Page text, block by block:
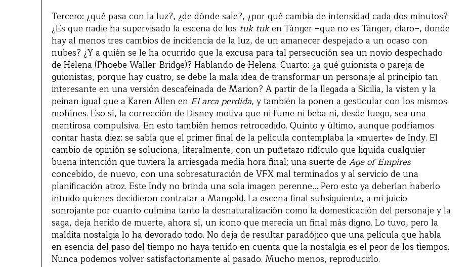
Tercero: ¿qué pasa con la luz?, ¿de dónde sale?, ¿por qué cambia de intensidad cada dos minutos?
¿Es que nadie ha supervisado la escena de los tuk tuken Tánger –que no es Tánger, claro–, donde
hay al menos tres cambios de incidencia de la luz, de un amanecer despejado a un ocaso con
nubes? ¿Y a quién se le ha ocurrido que la excusa para tal persecución sea un novio despechado
de Helena (Phoebe Waller-Bridge)? Hablando de Helena. Cuarto: ¿a qué guionista o pareja de
guionistas, porque hay cuatro, se debe la mala idea de transformar un personaje al principio tan
interesante en una versión descafeinada de Marion? A partir de la llegada a Sicilia, la visten y la
peinan igual que a Karen Allen en El arca perdida, y también la ponen a gesticular con los mismos
mohínes. Eso sí, la corrección de Disney motiva que ni fume ni beba ni, desde luego, sea una
mentirosa compulsiva. En esto también hemos retrocedido. Quinto y último, aunque podríamos
contar hasta diez: se sabía que el primer final de la película contemplaba la «muerte» de Indy. El
cambio de opinión se soluciona, literalmente, con un puñetazo ridículo que liquida cualquier
buena intención que tuviera la arriesgada media hora final; una suerte de Age of Empires
concebido, de nuevo, con una sobresaturación de VFX mal terminados y al servicio de una
planificación atroz. Este Indy no brinda una sola imagen perenne… Pero esto ya deberían haberlo
intuido quienes decidieron contratar a Mangold. La escena final subsiguiente, a mi juicio
sonrojante por cuanto culmina tanto la desnaturalización como la domesticación del personaje y la
saga, deja herido de muerte, ahora sí, un icono que merecía un final más digno. Lo tuvo, pero la
maldita nostalgia lo ha devorado todo. No deja de resultar paradójico que una película que habla
en esencia del paso del tiempo no haya tenido en cuenta que la nostalgia es el peor de los tiempos.
Nunca podemos volver satisfactoriamente al pasado. Mucho menos, reproducirlo.